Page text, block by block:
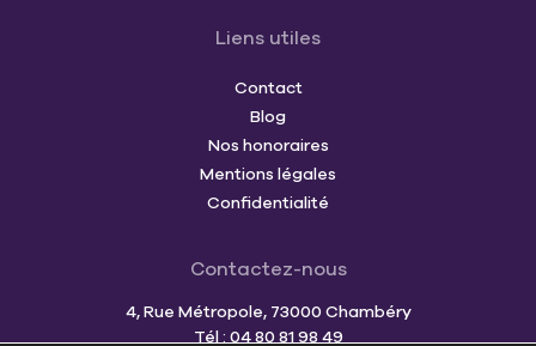
Liens utiles
Contact
Blog
Nos honoraires
Mentions légales
Confidentialité
Contactez-nous
4, Rue Métropole, 73000 Chambéry
Tél : 04 80 81 98 49